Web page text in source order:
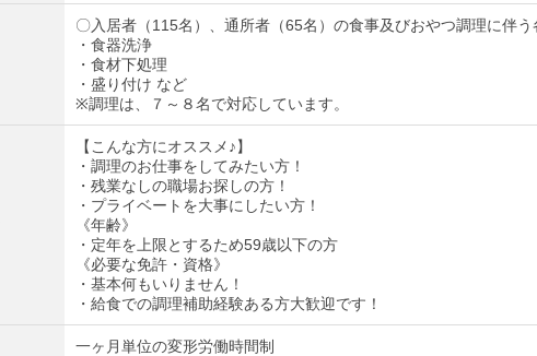
〇入居者（115名）、通所者（65名）の食事及びおやつ調理に伴う
・食器洗浄
・食材下処理
・盛り付け など
※調理は、７～８名で対応しています。
【こんな方にオススメ♪】
・調理のお仕事をしてみたい方！
・残業なしの職場お探しの方！
・プライベートを大事にしたい方！
《年齢》
・定年を上限とするため59歳以下の方
《必要な免許・資格》
・基本何もいりません！
・給食での調理補助経験ある方大歓迎です！
一ヶ月単位の変形労働時間制